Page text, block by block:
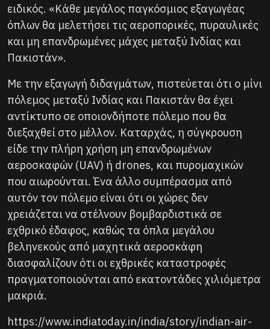
ειδικός. «Κάθε μεγάλος παγκόσμιος εξαγωγέας
όπλων θα μελετήσει τις αεροπορικές, πυραυλικές
και μη επανδρωμένες μάχες μεταξύ Ινδίας και
Πακιστάν».
Με την εξαγωγή διδαγμάτων, πιστεύεται ότι ο μίνι
πόλεμος μεταξύ Ινδίας και Πακιστάν θα έχει
αντίκτυπο σε οποιονδήποτε πόλεμο που θα
διεξαχθεί στο μέλλον. Καταρχάς, η σύγκρουση
είδε την πλήρη χρήση μη επανδρωμένων
αεροσκαφών (UAV) ή drones, και πυρομαχικών
που αιωρούνται. Ένα άλλο συμπέρασμα από
αυτόν τον πόλεμο είναι ότι οι χώρες δεν
χρειάζεται να στέλνουν βομβαρδιστικά σε
εχθρικό έδαφος, καθώς τα όπλα μεγάλου
βεληνεκούς από μαχητικά αεροσκάφη
διασφαλίζουν ότι οι εχθρικές καταστροφές
πραγματοποιούνται από εκατοντάδες χιλιόμετρα
μακριά.
https://www.indiatoday.in/india/story/indian-air-